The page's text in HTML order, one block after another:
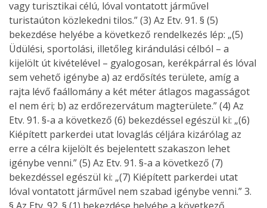
vagy turisztikai célú, lóval vontatott járművel
turistaúton közlekedni tilos.” (3) Az Etv. 91. § (5)
bekezdése helyébe a következő rendelkezés lép: „(5)
Üdülési, sportolási, illetőleg kirándulási célból – a
kijelölt út kivételével – gyalogosan, kerékpárral és lóval
sem vehető igénybe a) az erdősítés területe, amíg a
rajta lévő faállomány a két méter átlagos magasságot
el nem éri; b) az erdőrezervátum magterülete.” (4) Az
Etv. 91. §-a a következő (6) bekezdéssel egészül ki: „(6)
Kiépített parkerdei utat lovaglás céljára kizárólag az
erre a célra kijelölt és bejelentett szakaszon lehet
igénybe venni.” (5) Az Etv. 91. §-a a következő (7)
bekezdéssel egészül ki: „(7) Kiépített parkerdei utat
lóval vontatott járművel nem szabad igénybe venni.” 3.